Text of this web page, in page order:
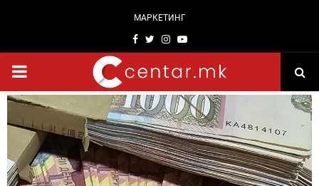
МАРКЕТИНГ
Facebook
TwitterInstagram
Youtube
PRIMARY
MENU